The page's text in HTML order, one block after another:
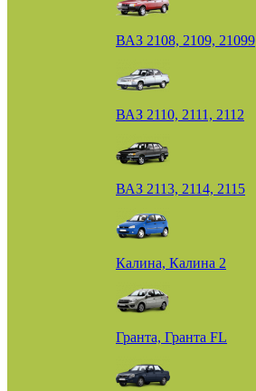
ВАЗ 2108, 2109, 21099
ВАЗ 2110, 2111, 2112
ВАЗ 2113, 2114, 2115
Калина, Калина 2
Гранта, Гранта FL